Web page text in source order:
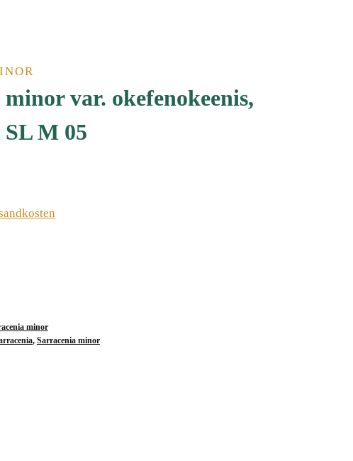
var. okefenokeenis,
M 05
minor
, Sarracenia minor